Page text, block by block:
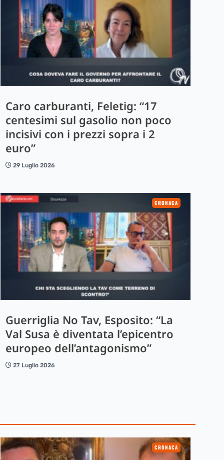
Caro carburanti, Feletig: “17
centesimi sul gasolio non poco
incisivi con i prezzi sopra i 2
euro”
29 Luglio 2026
CRONACA
Guerriglia No Tav, Esposito: “La
Val Susa è diventata l’epicentro
europeo dell’antagonismo”
27 Luglio 2026
CRONACA